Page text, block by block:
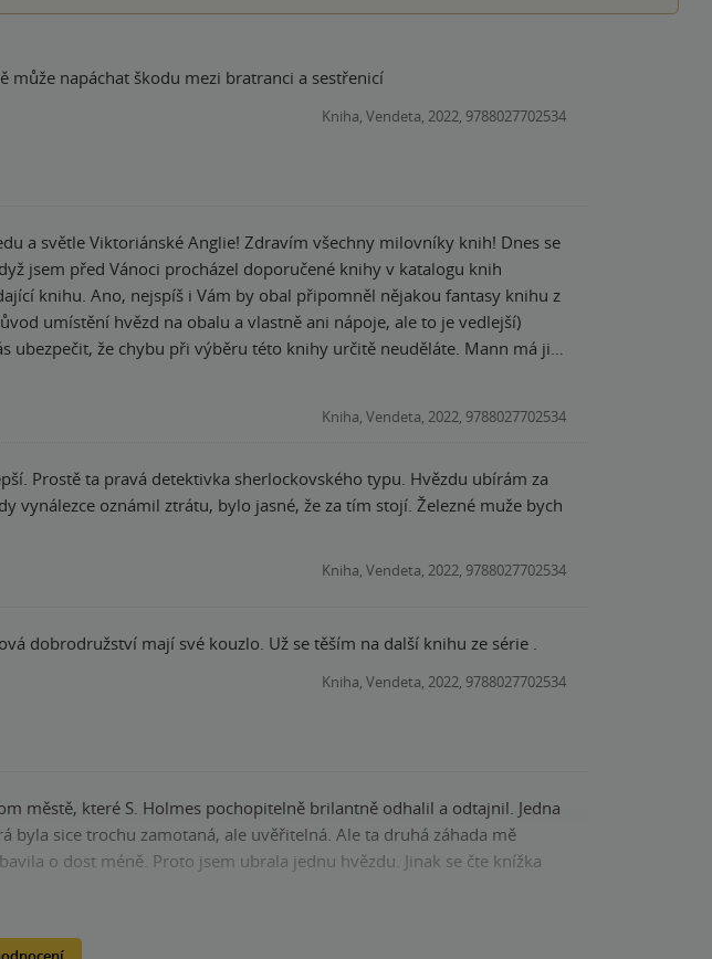
Knížka se mi velice líbila a bylo zde vidět jak závist v rodině může napáchat škodu mezi bratranci a sestřenicí
Kniha, Vendeta, 2022, 9788027702534
Zdravím všechny milovníky knih! Dnes se
knihu. Ano, nejspíš i Vám by obal připomněl nějakou fantasy knihu z
umístění hvězd na obalu a vlastně ani nápoje, ale to je vedlejší)
že chybu při výběru této knihy určitě neuděláte. Mann má již
napsat. Postava má všechny své typické znaky napr. sázka na
Mann trochu nový, moderní pohled a knize to opravdu sluší. Kniha je
knize vidím negativum. Přeci jen je zde totiž část, kdy si musíte
všem čtenářům Matyáš
Kniha, Vendeta, 2022, 9788027702534
Prostě ta pravá detektivka sherlockovského typu. Hvězdu ubírám za
vynálezce oznámil ztrátu, bylo jasné, že za tím stojí. Železné muže bych
Kniha, Vendeta, 2022, 9788027702534
dobrodružství mají své kouzlo. Už se těším na další knihu ze série .
Kniha, Vendeta, 2022, 9788027702534
městě, které S. Holmes pochopitelně brilantně odhalil a odtajnil. Jedna
byla sice trochu zamotaná, ale uvěřitelná. Ale ta druhá záhada mě
o dost méně. Proto jsem ubrala jednu hvězdu. Jinak se čte knížka